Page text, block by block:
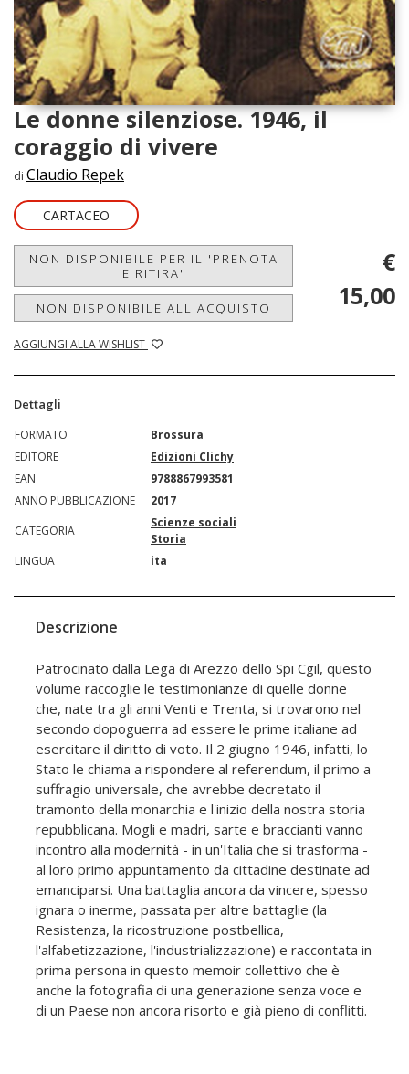
Le donne silenziose. 1946, il
coraggio di vivere
di Claudio Repek
CARTACEO
NON DISPONIBILE PER IL 'PRENOTA
E RITIRA'
NON DISPONIBILE ALL'ACQUISTO
AGGIUNGI ALLA WISHLIST
€
15,00
Dettagli
FORMATO
Brossura
EDITORE
Edizioni Clichy
EAN
9788867993581
ANNO PUBBLICAZIONE
2017
CATEGORIA
Scienze sociali
Storia
LINGUA
ita
Descrizione
Patrocinato dalla Lega di Arezzo dello Spi Cgil, questo
volume raccoglie le testimonianze di quelle donne
che, nate tra gli anni Venti e Trenta, si trovarono nel
secondo dopoguerra ad essere le prime italiane ad
esercitare il diritto di voto. Il 2 giugno 1946, infatti, lo
Stato le chiama a rispondere al referendum, il primo a
suffragio universale, che avrebbe decretato il
tramonto della monarchia e l'inizio della nostra storia
repubblicana. Mogli e madri, sarte e braccianti vanno
incontro alla modernità - in un'Italia che si trasforma -
al loro primo appuntamento da cittadine destinate ad
emanciparsi. Una battaglia ancora da vincere, spesso
ignara o inerme, passata per altre battaglie (la
Resistenza, la ricostruzione postbellica,
l'alfabetizzazione, l'industrializzazione) e raccontata in
prima persona in questo memoir collettivo che è
anche la fotografia di una generazione senza voce e
di un Paese non ancora risorto e già pieno di conflitti.